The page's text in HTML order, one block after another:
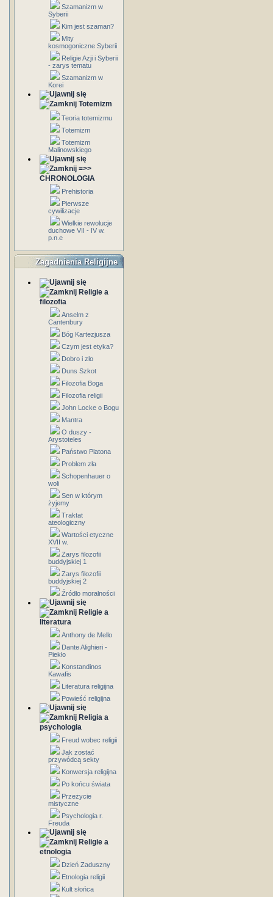
Szamanizm w
Syberii
Kim jest szaman?
Mity
kosmogoniczne Syberii
Religie Azji i Syberii
- zarys tematu
Szamanizm w
Korei
Totemizm
Teoria totemizmu
Totemizm
Totemizm
Malinowskiego
=>>
CHRONOLOGIA
Prehistoria
Pierwsze
cywilizacje
Wielkie rewolucje
duchowe VII - IV w.
p.n.e
Zagadnienia Religijne
Religie a
filozofia
Anselm z
Cantenbury
Bóg Kartezjusza
Czym jest etyka?
Dobro i zlo
Duns Szkot
Filozofia Boga
Filozofia religii
John Locke o Bogu
Mantra
O duszy -
Arystoteles
Państwo Platona
Problem zła
Schopenhauer o
woli
Sen w którym
żyjemy
Traktat
ateologiczny
Wartości etyczne
XVII w.
Zarys filozofii
buddyjskiej 1
Zarys filozofii
buddyjskiej 2
Źródło moralności
Religie a
literatura
Anthony de Mello
Dante Alighieri -
Piekło
Konstandinos
Kawafis
Literatura religijna
Powieść religijna
Religia a
psychologia
Freud wobec religii
Jak zostać
przywódcą sekty
Konwersja religijna
Po końcu świata
Przeżycie
mistyczne
Psychologia r.
Freuda
Religie a
etnologia
Dzień Zaduszny
Etnologia religii
Kult słońca